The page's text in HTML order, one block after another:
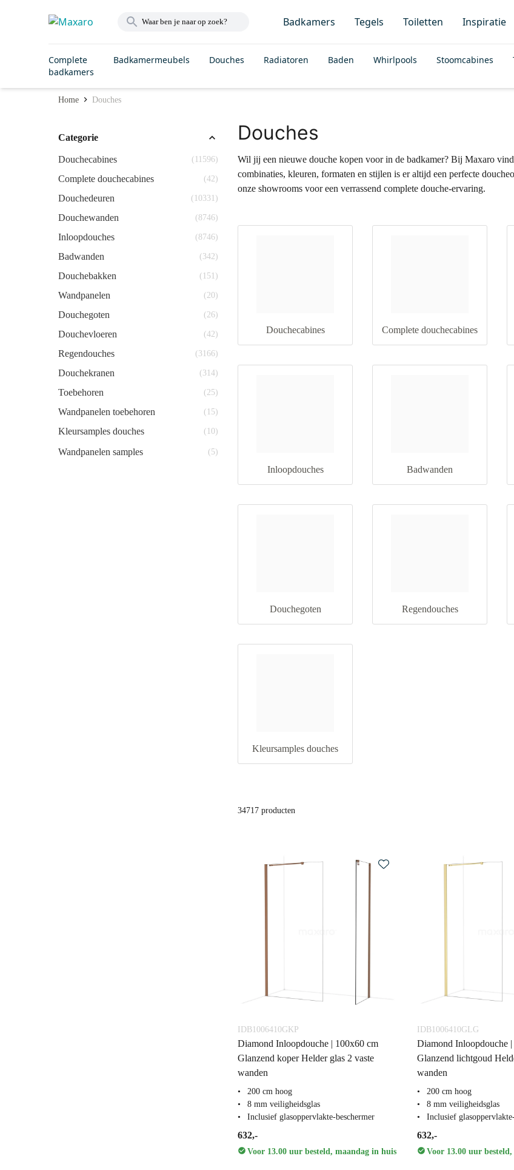
Badkamers Tegels Toiletten Inspiratie
Complete
badkamers
Badkamermeubels Douches Radiatoren Baden Whirlpools Stoomcabines
Home Douches
Categorie
Douchecabines (11596)
Complete douchecabines (42)
Douchedeuren (10331)
Douchewanden (8746)
Inloopdouches (8746)
Badwanden (342)
Douchebakken (151)
Wandpanelen (20)
Douchegoten (26)
Douchevloeren (42)
Regendouches (3166)
Douchekranen (314)
Toebehoren (25)
Wandpanelen toebehoren (15)
Kleursamples douches (10)
Wandpanelen samples (5)
Douches
Wil jij een nieuwe douche kopen voor in de badkamer? Bij Maxaro
combinaties, kleuren, formaten en stijlen is er altijd een perfecte
onze showrooms voor een verrassend complete douche-ervaring.
Douchecabines Complete douchecabines
Inloopdouches Badwanden
Douchegoten Regendouches
Kleursamples douches
34717 producten
IDB1006410GKP
Diamond Inloopdouche | 100x60 cm
Glanzend koper Helder glas 2 vaste
wanden
200 cm hoog
8 mm veiligheidsglas
Inclusief glasoppervlakte-beschermer
632,-
Voor 13.00 uur besteld, maandag in huis
IDB1006410GLG
Diamond Inloopdouche
Glanzend lichtgoud
wanden
200 cm hoog
8 mm veiligheidsglas
Inclusief
632,-
Voor 13.00 uur